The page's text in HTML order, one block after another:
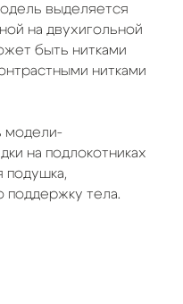
выделяется
на двухигольной
быть нитками
нитками
модели-
на подлокотниках
подушка,
тела.